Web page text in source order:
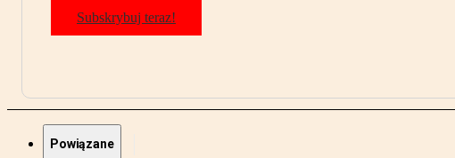
Subskrybuj teraz!
Powiązane